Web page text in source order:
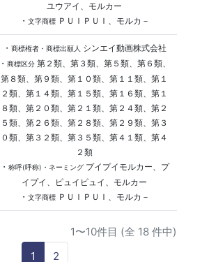
ユウアイ、モルカー
・ 文字商標ＰＵＩＰＵＩ、モルカ－
・ 商標権者・商標出願人
シンエイ動画株式会社
・ 商標区分第２類、第３類、第５類、第６類、
第８類、第９類、第１０類、第１１類、第１
２類、第１４類、第１５類、第１６類、第１
８類、第２０類、第２１類、第２４類、第２
５類、第２６類、第２８類、第２９類、第３
０類、第３２類、第３５類、第４１類、第４
２類
・ 称呼(呼称)・ネーミングプイプイモルカー、プ
イプイ、ピュイピュイ、モルカー
・ 文字商標ＰＵＩＰＵＩ、モルカ－
1〜10件目 (全 18 件中)
1
2